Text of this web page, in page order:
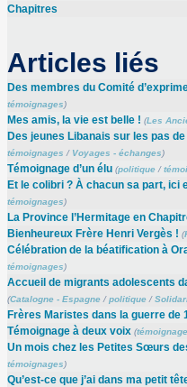
Chapitres
Articles liés
Des membres du Comité
témoignages)
Mes amis, la vie est belle ! (Les
Des jeunes Libanais sur les pas
témoignages / Voyages - échanges)
Témoignage d’un élu (politique/
Et le colibri ? À chacun sa part, ici
témoignages)
La Province l’Hermitage en
Bienheureux Frère Henri Vergès ! (
Célébration de la béatification à
témoignages)
Accueil de migrants adolescents
(Catalogne - Espagne/politique/
Frères Maristes dans la guerre de
Témoignage à deux voix (
Un mois chez les Petites Sœurs
témoignages)
Qu’est-ce que j’ai dans ma petit